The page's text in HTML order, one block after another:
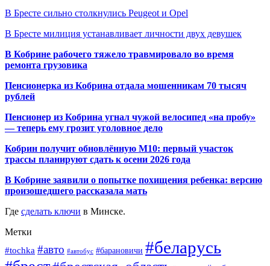
В Бресте сильно столкнулись Peugeot и Opel
В Бресте милиция устанавливает личности двух девушек
В Кобрине рабочего тяжело травмировало во время
ремонта грузовика
Пенсионерка из Кобрина отдала мошенникам 70 тысяч
рублей
Пенсионер из Кобрина угнал чужой велосипед «на пробу»
— теперь ему грозит уголовное дело
Кобрин получит обновлённую М10: первый участок
трассы планируют сдать к осени 2026 года
В Кобрине заявили о попытке похищения ребенка: версию
произошедшего рассказала мать
Где сделать ключи в Минске.
Метки
#tochka #авто #автобус #барановичи #беларусь